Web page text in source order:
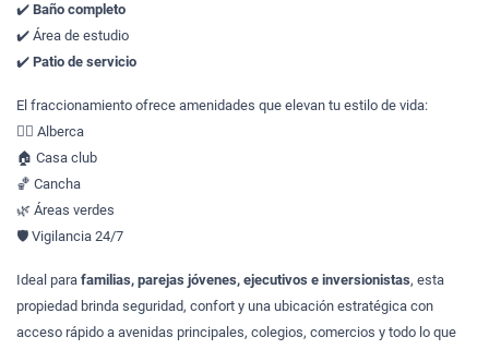
✔️ Baño completo
✔️ Área de estudio
✔️ Patio de servicio
El fraccionamiento ofrece amenidades que elevan tu estilo de vida:
🏊‍♂️ Alberca
🏠 Casa club
🏀 Cancha
🌿 Áreas verdes
🛡️ Vigilancia 24/7
Ideal para familias, parejas jóvenes, ejecutivos e inversionistas, esta
propiedad brinda seguridad, confort y una ubicación estratégica con
acceso rápido a avenidas principales, colegios, comercios y todo lo que